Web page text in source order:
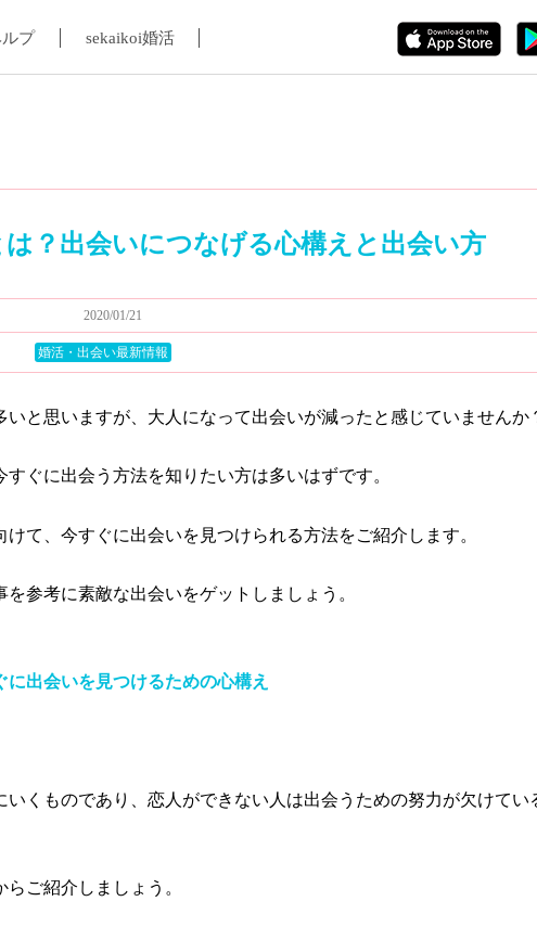
プ sekaikoi婚活
？出会いにつなげる心構えと出会い方
2020/01/21
婚活・出会い最新情報
と思いますが、大人になって出会いが減ったと感じていませんか
ぐに出会う方法を知りたい方は多いはずです。
て、今すぐに出会いを見つけられる方法をご紹介します。
参考に素敵な出会いをゲットしましょう。
に出会いを見つけるための心構え
くものであり、恋人ができない人は出会うための努力が欠けてい
ご紹介しましょう。